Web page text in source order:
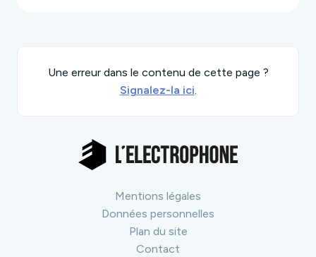
Une erreur dans le contenu de cette page ?
Signalez-la ici.
Mentions légales
Données personnelles
Plan du site
Contact